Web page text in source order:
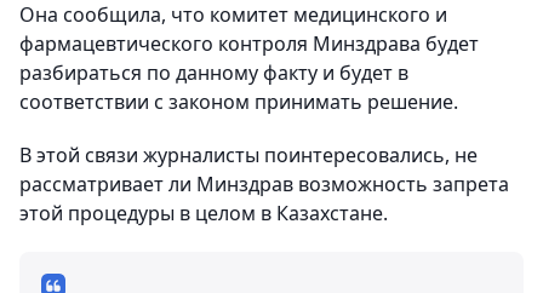
Она сообщила, что комитет медицинского и
фармацевтического контроля Минздрава будет
разбираться по данному факту и будет в
соответствии с законом принимать решение.
В этой связи журналисты поинтересовались, не
рассматривает ли Минздрав возможность запрета
этой процедуры в целом в Казахстане.